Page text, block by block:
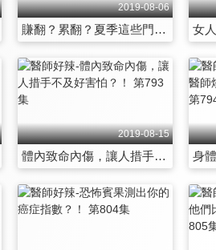
2019-08-06
賺翻？累翻？夏季這些門診人塞爆！！ 第787集
2019-08-15
體內致命內傷，讓人措手不及好害怕？！ 第793集